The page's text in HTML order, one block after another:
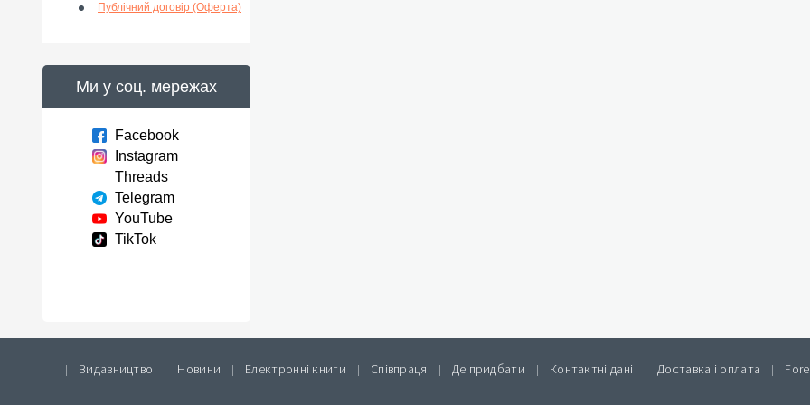
Публічний договір (Оферта)
Ми у соц. мережах
Facebook
Instagram
Threads
Telegram
YouTube
TikTok
| Видавництво | Новини | Електронні книги | Співпраця | Де придбати | Контактні дані | Доставка і оплата |